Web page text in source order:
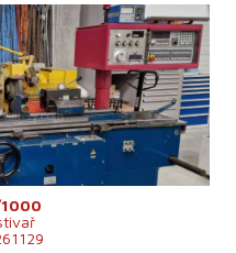
0
da
E 44
280 mm
1000 mm
60 kg
da
3775x2300x2000 mm
3250 kg
125 mm